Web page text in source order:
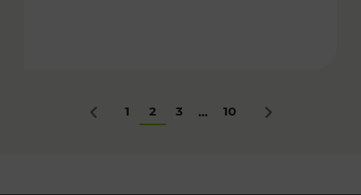
Zurück
1 2 3 ... 10 Nächstes